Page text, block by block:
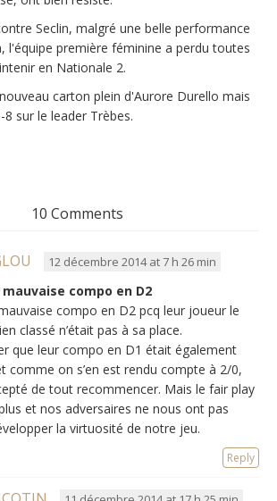
Seclin, malgré une belle performance
l'équipe première féminine a perdu toutes
en Nationale 2.
carton plein d'Aurore Durello mais
sur le leader Trèbes.
10 Comments
12 décembre 2014 at 7 h 26 min
mauvaise compo en D2
compo en D2 pcq leur joueur le
classé n’était pas à sa place.
que leur compo en D1 était également
comme on s’en est rendu compte à 2/0,
de tout recommencer. Mais le fair play
et nos adversaires ne nous ont pas
la virtuosité de notre jeu.
Reply